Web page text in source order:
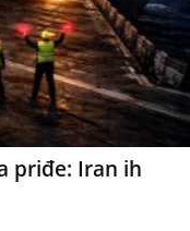
priđe: Iran ih